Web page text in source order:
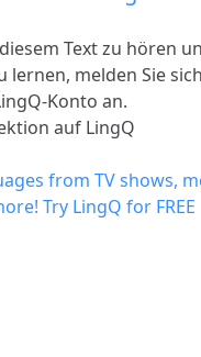
Text zu hören
lernen, melden Sie sich
Konto an.
auf LingQ